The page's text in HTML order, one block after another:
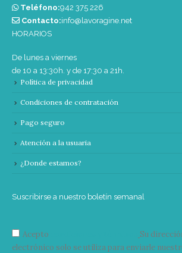
Teléfono:‭942 375 226‬
Contacto:info@lavoragine.net
HORARIOS
De lunes a viernes
de 10 a 13:30h. y de 17:30 a 21h.
Política de privacidad
Condiciones de contratación
Pago seguro
Atención a la usuaria
¿Donde estamos?
Suscribirse a nuestro boletín semanal
Acepto
Su
electrónico solo se utiliza para enviarle